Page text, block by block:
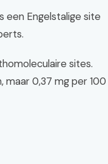
een Engelstalige site
sites.
maar 0,37 mg per 100